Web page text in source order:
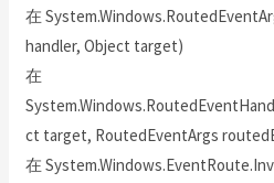
在
handler, Object target)
在
ct target, RoutedEventArgs
在